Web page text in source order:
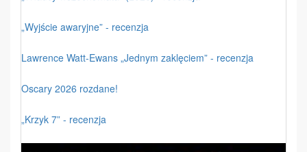
„Wyjście awaryjne” - recenzja
Lawrence Watt-Ewans „Jednym zaklęciem” - recenzja
Oscary 2026 rozdane!
„Krzyk 7” - recenzja